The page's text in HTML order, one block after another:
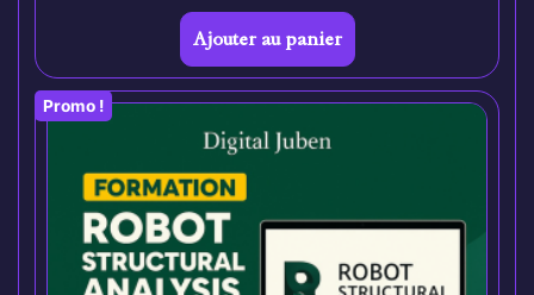
Ajouter au panier
Promo !